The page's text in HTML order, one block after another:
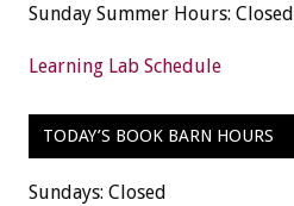
Sunday Summer Hours: Closed
Learning Lab Schedule
TODAY’S BOOK BARN HOURS
Sundays: Closed